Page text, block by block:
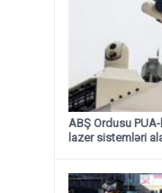
ABŞ Ordusu
lazer sistemləri